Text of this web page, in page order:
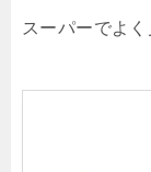
スーパーでよ